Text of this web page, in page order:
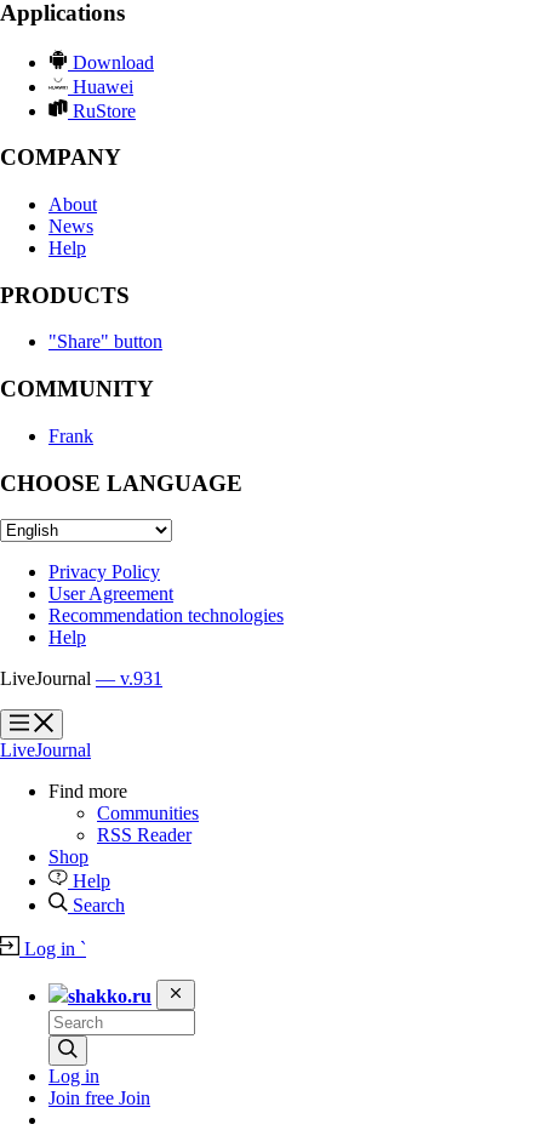
Applications
Download
Huawei
RuStore
COMPANY
About
News
Help
PRODUCTS
"Share" button
COMMUNITY
Frank
CHOOSE LANGUAGE
Privacy Policy
User Agreement
Recommendation technologies
Help
LiveJournal — v.931
?
?
LiveJournal
Find more
Communities
RSS Reader
Shop
Help
Search
Log in `
shakko.ru
Log in
Join free Join